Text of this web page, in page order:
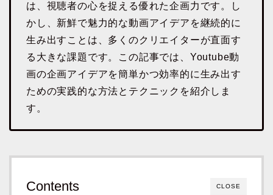
は、視聴者の心を捉える優れた企画力です。し
かし、新鮮で魅力的な動画アイデアを継続的に
生み出すことは、多くのクリエイターが直面す
る大きな課題です。この記事では、Youtube動
画の企画アイデアを簡単かつ効率的に生み出す
ための実践的な方法とテクニックを紹介しま
す。
CLOSE
Contents